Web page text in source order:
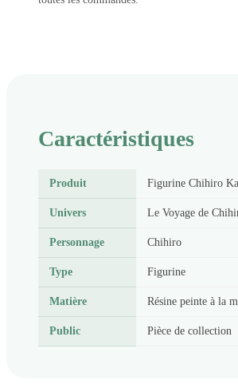
Caractéristiques
Produit Figurine Chihiro
Univers Le Voyage de
Personnage Chihiro
Type Figurine
Matière Résine peinte à la
Public Pièce de collection